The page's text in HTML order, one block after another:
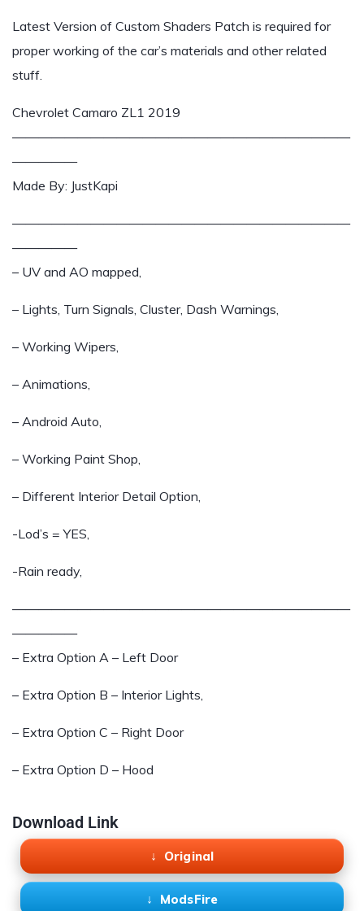
Latest Version of Custom Shaders Patch is required for
proper working of the car’s materials and other related
stuff.
Chevrolet Camaro ZL1 2019
——————————————————————————
—————
Made By: JustKapi
——————————————————————————
—————
– UV and AO mapped,
– Lights, Turn Signals, Cluster, Dash Warnings,
– Working Wipers,
– Animations,
– Android Auto,
– Working Paint Shop,
– Different Interior Detail Option,
-Lod’s = YES,
-Rain ready,
——————————————————————————
—————
– Extra Option A – Left Door
– Extra Option B – Interior Lights,
– Extra Option C – Right Door
– Extra Option D – Hood
Download Link
Original
ModsFire